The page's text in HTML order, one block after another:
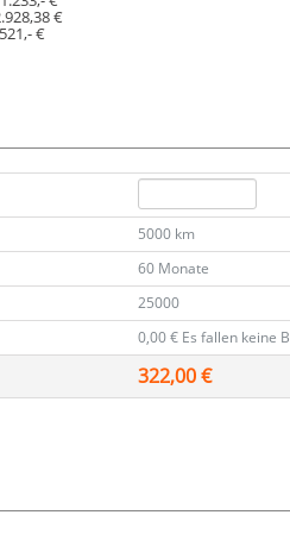
€
€
5000 km
60 Monate
25000
0,00 € Es fallen keine
322,00 €